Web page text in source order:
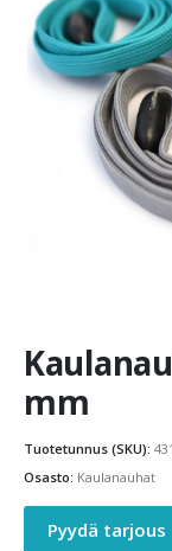
mm
Tuotetunnus (SKU):
Osasto: Kaulanauhat
Pyydä tarjous